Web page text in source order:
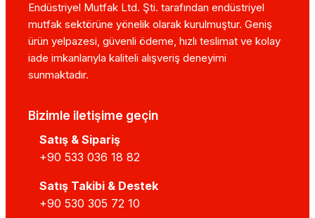
Endüstriyel Mutfak Ltd. Şti. tarafından endüstriyel
mutfak sektörüne yönelik olarak kurulmuştur. Geniş
ürün yelpazesi, güvenli ödeme, hızlı teslimat ve kolay
iade imkanlarıyla kaliteli alışveriş deneyimi
sunmaktadır.
Bizimle iletişime geçin
Satış & Sipariş
+90 533 036 18 82
Satış Takibi & Destek
+90 530 305 72 10